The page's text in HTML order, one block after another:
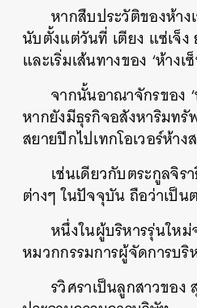
หากสืบประวัติของห้า
นับตั้งแต่วันที่ เตียง แซ่เจ็ง
และเริ่มเส้นทางของ ‘ห้า
จากนั้นอาณาจักรของ
หากยังมีธุรกิจอสังหาริมทรั
สยายปีกไปเทกโอเวอร์ห้า
เช่นเดียวกับตระกูลจิ
ต่างๆ ในปัจจุบัน ถือว่าเป็
หนึ่งในผู้บริหารรุ่นให
หมวกกรรมการผู้จัดการบริ
รวิศราเป็นลูกสาวขอ